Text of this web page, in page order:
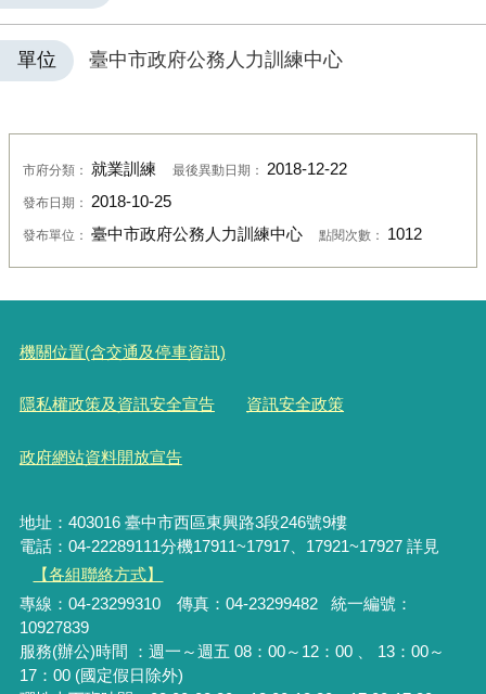
單位 臺中市政府公務人力訓練中心
市府分類： 就業訓練 最後異動日期： 2018-12-22
發布日期： 2018-10-25
發布單位： 臺中市政府公務人力訓練中心 點閱次數： 1012
機關位置(含交通及停車資訊)
隱私權政策及資訊安全宣告 資訊安全政策
政府網站資料開放宣告
地址：403016 臺中市西區東興路3段246號9樓
電話：04-22289111分機17911~17917、17921~17927 詳見
【各組聯絡方式】
專線：04-23299310 傳真：04-23299482 統一編號：
10927839
服務(辦公)時間 ：週一～週五 08：00～12：00 、 13：00～
17：00 (國定假日除外)